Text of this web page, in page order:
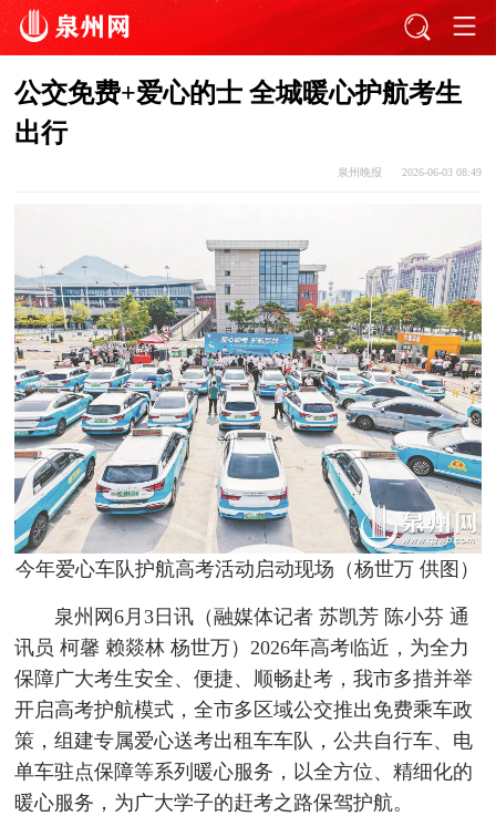
公交免费+爱心的士 全城暖心护航考生
出行
泉州晚报 2026-06-03 08:49
今年爱心车队护航高考活动启动现场（杨世万 供图）
泉州网6月3日讯（融媒体记者 苏凯芳 陈小芬 通
讯员 柯馨 赖燚林 杨世万）2026年高考临近，为全力
保障广大考生安全、便捷、顺畅赴考，我市多措并举
开启高考护航模式，全市多区域公交推出免费乘车政
策，组建专属爱心送考出租车车队，公共自行车、电
单车驻点保障等系列暖心服务，以全方位、精细化的
暖心服务，为广大学子的赶考之路保驾护航。